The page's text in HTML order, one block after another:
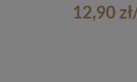
12,90 zł